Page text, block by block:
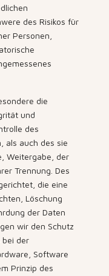
des Risikos für
Personen,
die
und
des
als auch des sie
Weitergabe, der
Trennung. Des
die eine
Löschung
der Daten
wir den Schutz
bei der
Software
Prinzip des